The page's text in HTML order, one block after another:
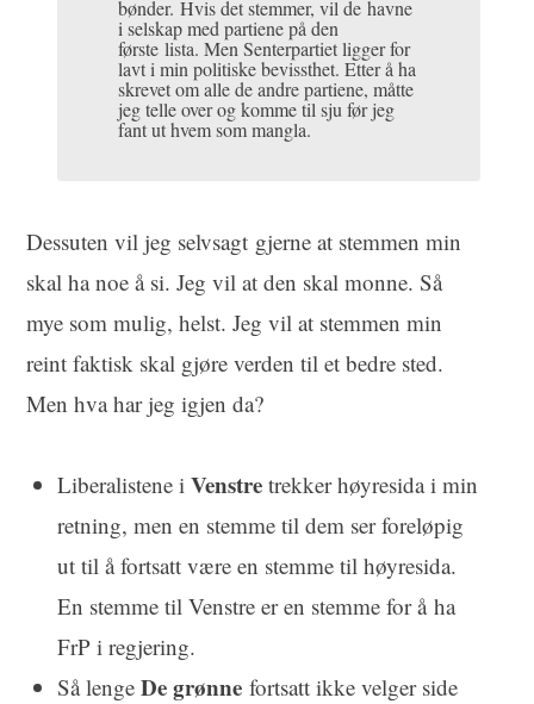
bønder. Hvis det stemmer, vil de havne
i selskap med partiene på den
første lista. Men Senterpartiet ligger for
lavt i min politiske bevissthet. Etter å ha
skrevet om alle de andre partiene, måtte
jeg telle over og komme til sju før jeg
fant ut hvem som mangla.
Dessuten vil jeg selvsagt gjerne at stemmen min
skal ha noe å si. Jeg vil at den skal monne. Så
mye som mulig, helst. Jeg vil at stemmen min
reint faktisk skal gjøre verden til et bedre sted.
Men hva har jeg igjen da?
Liberalistene i Venstretrekker høyresida i min
retning, men en stemme til dem ser foreløpig
ut til å fortsatt være en stemme til høyresida.
En stemme til Venstre er en stemme for å ha
FrP i regjering.
Så lenge De grønnefortsatt ikke velger side